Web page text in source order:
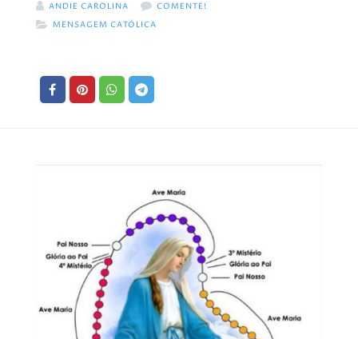
ANDIE CAROLINA
COMENTE!
MENSAGEM CATÓLICA